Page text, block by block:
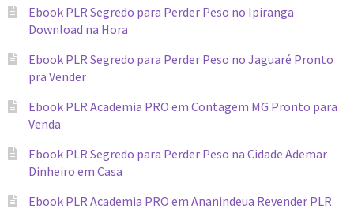
Ebook PLR Segredo para Perder Peso no Ipiranga
Download na Hora
Ebook PLR Segredo para Perder Peso no Jaguaré Pronto
pra Vender
Ebook PLR Academia PRO em Contagem MG Pronto para
Venda
Ebook PLR Segredo para Perder Peso na Cidade Ademar
Dinheiro em Casa
Ebook PLR Academia PRO em Ananindeua Revender PLR